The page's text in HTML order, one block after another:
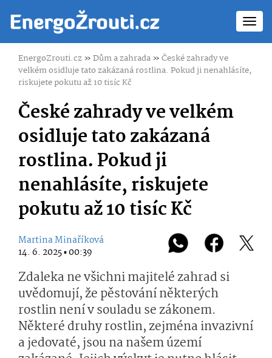
EnergoZrouti.cz»Dům a zahrada»České zahrady ve
velkém osidluje tato zakázaná rostlina. Pokud ji nenahlásíte,
riskujete pokutu až 10 tisíc Kč
České zahrady ve velkém
osidluje tato zakázaná
rostlina. Pokud ji
nenahlásíte, riskujete
pokutu až 10 tisíc Kč
Martina Minaříková
14. 6. 2025 ▪ 00:39
Zdaleka ne všichni majitelé zahrad si
uvědomují, že pěstování některých
rostlin není v souladu se zákonem.
Některé druhy rostlin, zejména invazivní
a jedovaté, jsou na našem území